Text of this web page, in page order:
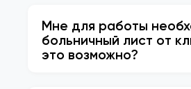
Мне для работы
больничный лист от
это возможно?